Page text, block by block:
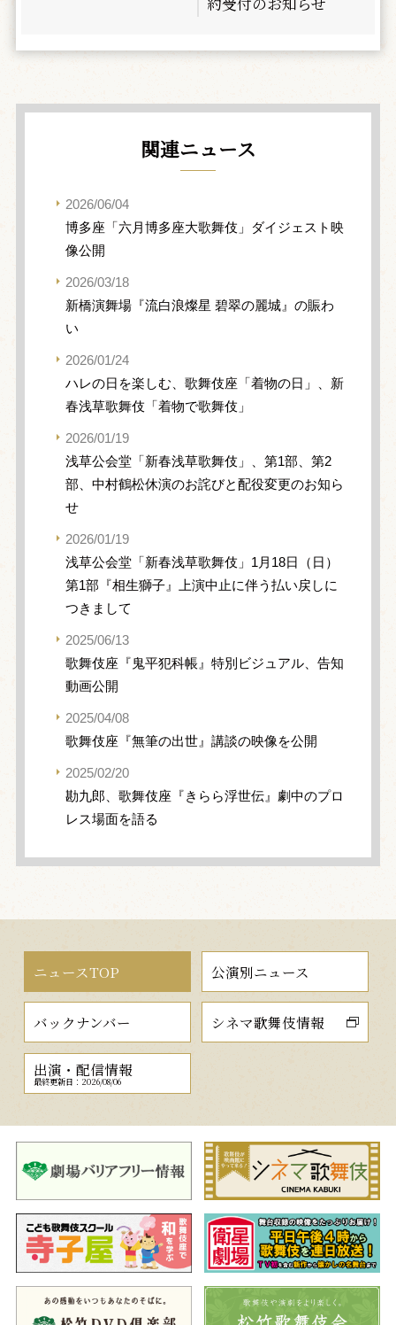
関連ニュース
2026/06/04
博多座「六月博多座大歌舞伎」ダイジェスト映
像公開
2026/03/18
新橋演舞場『流白浪燦星 碧翠の麗城』の賑わ
い
2026/01/24
ハレの日を楽しむ、歌舞伎座「着物の日」、新
春浅草歌舞伎「着物で歌舞伎」
2026/01/19
浅草公会堂「新春浅草歌舞伎」、第1部、第2
部、中村鶴松休演のお詫びと配役変更のお知ら
せ
2026/01/19
浅草公会堂「新春浅草歌舞伎」1月18日（日）
第1部『相生獅子』上演中止に伴う払い戻しに
つきまして
2025/06/13
歌舞伎座『鬼平犯科帳』特別ビジュアル、告知
動画公開
2025/04/08
歌舞伎座『無筆の出世』講談の映像を公開
2025/02/20
勘九郎、歌舞伎座『きらら浮世伝』劇中のプロ
レス場面を語る
ニュースTOP 公演別ニュース
バックナンバー シネマ歌舞伎情報
出演・配信情報
最終更新日：2026/08/06